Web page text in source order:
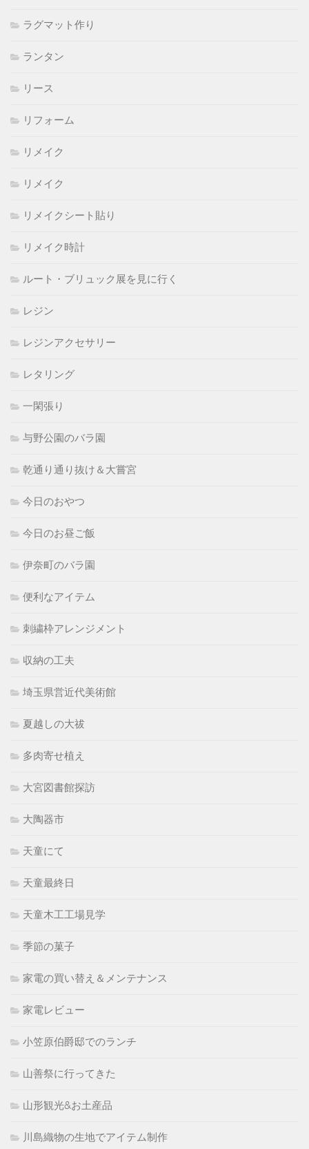
ラグマット作り
ランタン
リース
リフォーム
リメイク
リメイク
リメイクシート貼り
リメイク時計
ルート・ブリュック展を見に行く
レジン
レジンアクセサリー
レタリング
一閑張り
与野公園のバラ園
乾通り通り抜け＆大嘗宮
今日のおやつ
今日のお昼ご飯
伊奈町のバラ園
便利なアイテム
刺繍枠アレンジメント
収納の工夫
埼玉県営近代美術館
夏越しの大祓
多肉寄せ植え
大宮図書館探訪
大陶器市
天童にて
天童最終日
天童木工工場見学
季節の菓子
家電の買い替え＆メンテナンス
家電レビュー
小笠原伯爵邸でのランチ
山善祭に行ってきた
山形観光&お土産品
川島織物の生地でアイテム制作